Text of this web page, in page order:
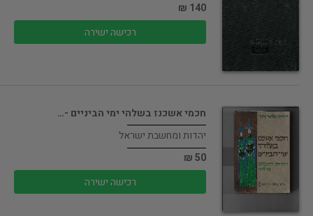
140 ₪
רכישה ישירה
חכמי אשכנז בשלהי ימי הביניים -…
יהדות ומחשבת ישראל
50 ₪
רכישה ישירה